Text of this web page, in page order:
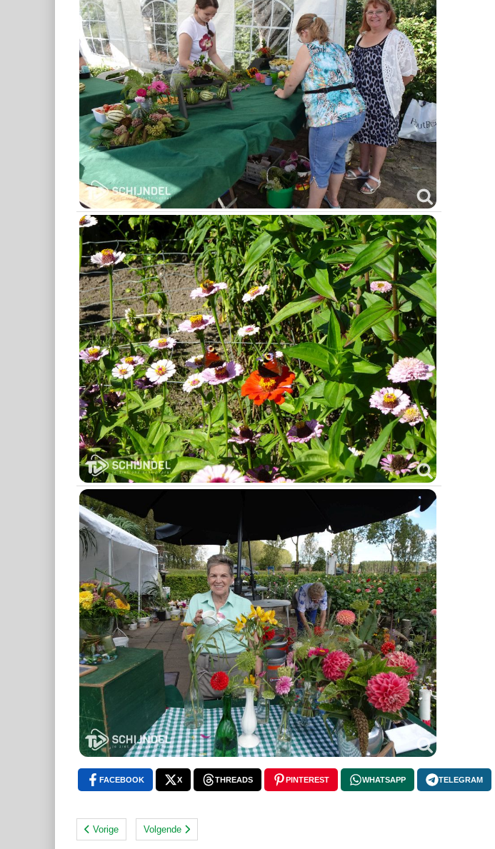
FACEBOOK X THREADS PINTEREST WHATSAPP TELEGRAM
Vorige Volgende